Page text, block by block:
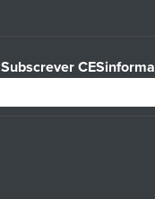
Subscrever CESinforma